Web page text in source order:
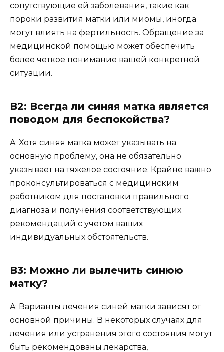
сопутствующие ей заболевания, такие как
пороки развития матки или миомы, иногда
могут влиять на фертильность. Обращение за
медицинской помощью может обеспечить
более четкое понимание вашей конкретной
ситуации.
В2: Всегда ли синяя матка является
поводом для беспокойства?
A: Хотя синяя матка может указывать на
основную проблему, она не обязательно
указывает на тяжелое состояние. Крайне важно
проконсультироваться с медицинским
работником для постановки правильного
диагноза и получения соответствующих
рекомендаций с учетом ваших
индивидуальных обстоятельств.
В3: Можно ли вылечить синюю
матку?
A: Варианты лечения синей матки зависят от
основной причины. В некоторых случаях для
лечения или устранения этого состояния могут
быть рекомендованы лекарства,